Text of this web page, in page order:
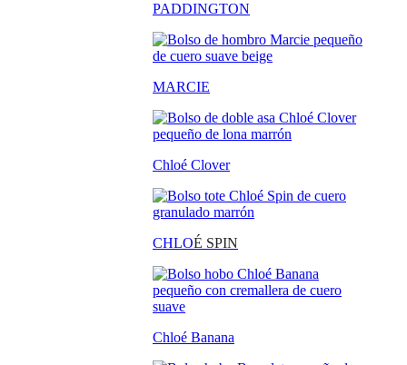
PADDINGTON
MARCIE
Chloé Clover
CHLOÉ SPIN
Chloé Banana